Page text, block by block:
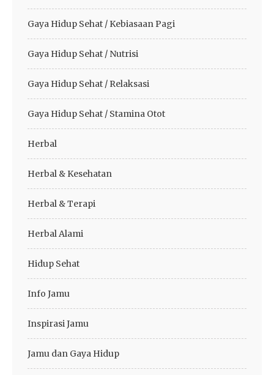
Gaya Hidup Sehat / Kebiasaan Pagi
Gaya Hidup Sehat / Nutrisi
Gaya Hidup Sehat / Relaksasi
Gaya Hidup Sehat / Stamina Otot
Herbal
Herbal & Kesehatan
Herbal & Terapi
Herbal Alami
Hidup Sehat
Info Jamu
Inspirasi Jamu
Jamu dan Gaya Hidup